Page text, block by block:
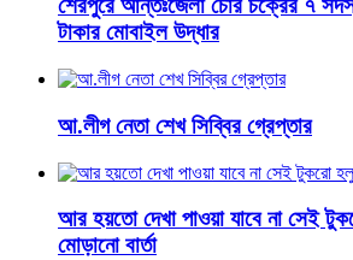
শেরপুরে আন্তঃজেলা চোর চক্রের ৭
টাকার মোবাইল উদ্ধার
আ.লীগ নেতা শেখ সিব্বির গ্রেপ্তার
আর হয়তো দেখা পাওয়া যাবে না সেই
মোড়ানো বার্তা